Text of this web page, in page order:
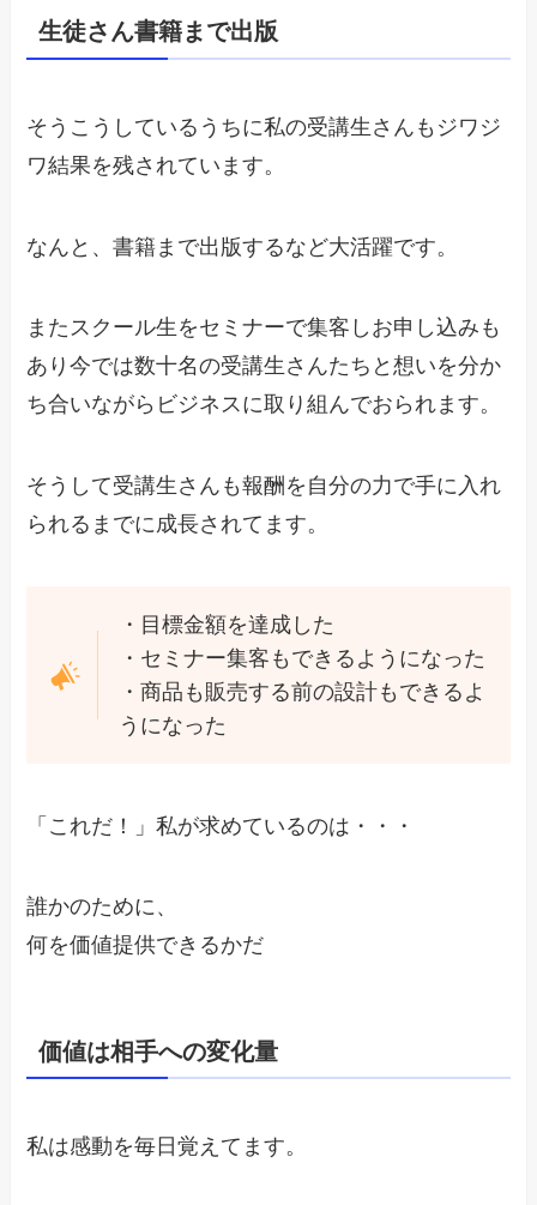
生徒さん書籍まで出版
そうこうしているうちに私の受講生さんもジワジ
ワ結果を残されています。
なんと、書籍まで出版するなど大活躍です。
またスクール生をセミナーで集客しお申し込みも
あり今では数十名の受講生さんたちと想いを分か
ち合いながらビジネスに取り組んでおられます。
そうして受講生さんも報酬を自分の力で手に入れ
られるまでに成長されてます。
・目標金額を達成した
・セミナー集客もできるようになった
・商品も販売する前の設計もできるよ
うになった
「これだ！」私が求めているのは・・・
誰かのために、
何を価値提供できるかだ
価値は相手への変化量
私は感動を毎日覚えてます。